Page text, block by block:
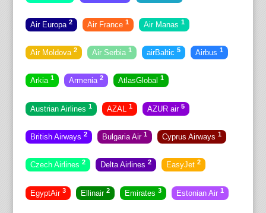
Air Europa 2 Air France 1 Air Manas 1
Air Moldova 2 Air Serbia 1 airBaltic 5 Airbus 1
Arkia 1 Armenia 2 AtlasGlobal 1
Austrian Airlines 1 AZAL 1 AZUR air 5
British Airways 2 Bulgaria Air 1 Cyprus Airways 1
Czech Airlines 2 Delta Airlines 2 EasyJet 2
EgyptAir 3 Ellinair 2 Emirates 3 Estonian Air 1